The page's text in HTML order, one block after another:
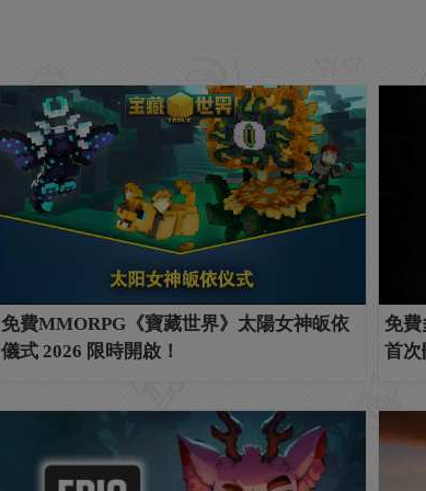
免費MMORPG《寶藏世界》太陽女神皈依
儀式 2026 限時開啟！
免費
首次